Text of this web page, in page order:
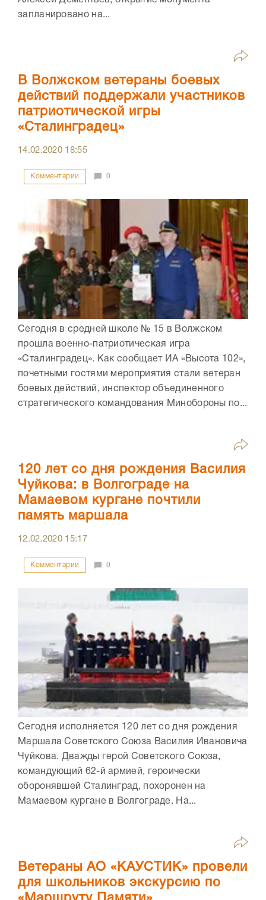
запланировано на...
В Волжском ветераны боевых
действий поддержали участников
патриотической игры
«Сталинградец»
14.02.2020 18:55
Комментарии 0
Сегодня в средней школе № 15 в Волжском
прошла военно-патриотическая игра
«Сталинградец». Как сообщает ИА «Высота 102»,
почетными гостями мероприятия стали ветеран
боевых действий, инспектор объединенного
стратегического командования Минобороны по...
120 лет со дня рождения Василия
Чуйкова: в Волгограде на
Мамаевом кургане почтили
память маршала
12.02.2020 15:17
Комментарии 0
Сегодня исполняется 120 лет со дня рождения
Маршала Советского Союза Василия Ивановича
Чуйкова. Дважды герой Советского Союза,
командующий 62-й армией, героически
оборонявшей Сталинград, похоронен на
Мамаевом кургане в Волгограде. На...
Ветераны АО «КАУСТИК» провели
для школьников экскурсию по